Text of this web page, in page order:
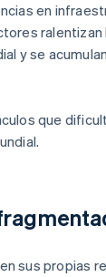
en
ralentizan
y se
que
sus propias